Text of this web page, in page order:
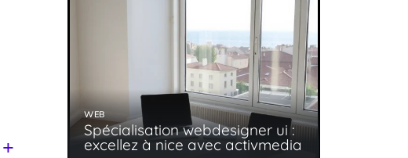
WEB
Spécialisation webdesigner ui :
excellez à nice avec activmedia